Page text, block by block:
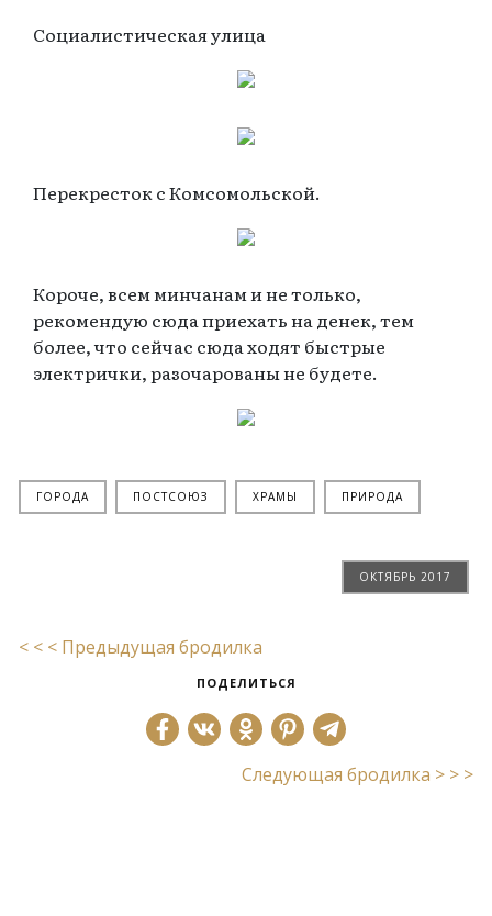
Социалистическая улица
Перекресток с Комсомольской.
Короче, всем минчанам и не только,
рекомендую сюда приехать на денек, тем
более, что сейчас сюда ходят быстрые
электрички, разочарованы не будете.
ГОРОДА ПОСТСОЮЗ ХРАМЫ ПРИРОДА
ОКТЯБРЬ 2017
< < < Предыдущая бродилка
ПОДЕЛИТЬСЯ
Следующая бродилка > > >